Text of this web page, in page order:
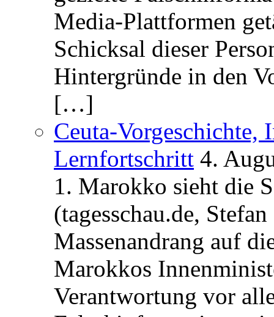
Media-Plattformen
Schicksal dieser
Hintergründe in den
[…]
Ceuta-Vorgeschichte,
Lernfortschritt 4.
1. Marokko sieht die
(tagesschau.de,
Massenandrang auf
Marokkos
Verantwortung vor